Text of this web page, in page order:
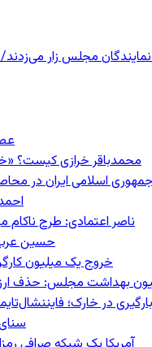
می‌زدند/ تهران در آتش؛ ۳۰ تیر ۱۳۳۱
عصر ایران:
محمدباقر خرازی کیست؟
اسلامی ایران در
ناصر اعتمادی: طرح
حسین
خروج یک میلیون کارگر از
حذف ارز دارو می‌تواند ۱۴۰۶ را به «سال
در خارک؛